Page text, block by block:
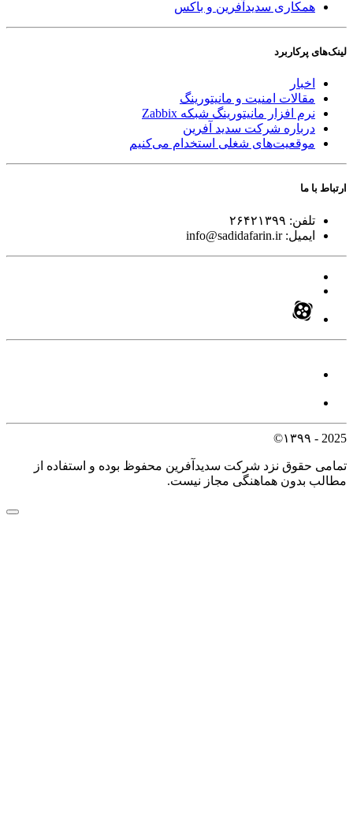
همکاری سدیدآفرین و باکس
لینک‌های پر‌کاربرد
اخبار
مقالات امنیت و مانیتورینگ
نرم افزار مانیتورینگ شبکه Zabbix
درباره شرکت سدید آفرین
موقعیت‌های شغلی استخدام ‌می‌کنیم
ارتباط با ما
تلفن: ۲۶۴۲۱۳۹۹
ایمیل:info@sadidafarin.ir
2025 - ۱۳۹۹©
تمامی حقوق نزد شرکت سدیدآفرین محفوظ بوده و استفاده از
مطالب بدون هماهنگی مجاز نیست.